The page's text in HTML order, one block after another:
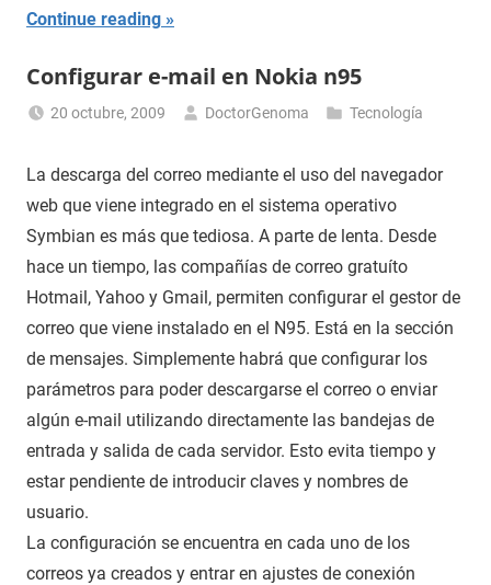
Continue reading
Configurar e-mail en Nokia n95
20 octubre, 2009 DoctorGenoma Tecnología
La descarga del correo mediante el uso del navegador
web que viene integrado en el sistema operativo
Symbian es más que tediosa. A parte de lenta. Desde
hace un tiempo, las compañías de correo gratuíto
Hotmail, Yahoo y Gmail, permiten configurar el gestor de
correo que viene instalado en el N95. Está en la sección
de mensajes. Simplemente habrá que configurar los
parámetros para poder descargarse el correo o enviar
algún e-mail utilizando directamente las bandejas de
entrada y salida de cada servidor. Esto evita tiempo y
estar pendiente de introducir claves y nombres de
usuario.
La configuración se encuentra en cada uno de los
correos ya creados y entrar en ajustes de conexión